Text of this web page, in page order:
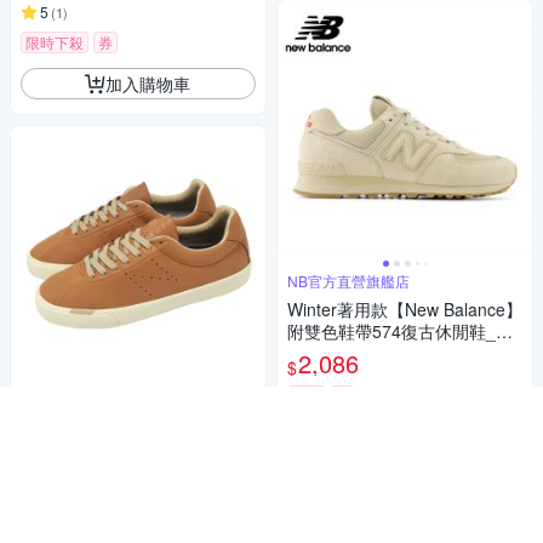
5 (1)
限時下殺 券
加入購物車
NB官方直營旗艦店
Winter著用款【New Balance】
附雙色鞋帶574復古休閒鞋_中
性_卡其杏_U5742EB-D楦
$2,086